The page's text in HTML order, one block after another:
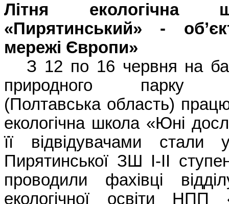
Літня екологічна
«Пирятинський» -
мережі Європи»
З 12 по 16 червня на
природного парку
(Полтавська область)
екологічна школа «Юні
її відвідувачами стали
Пирятинської ЗШ І-ІІ
проводили фахівці
екологічної освіти НПП